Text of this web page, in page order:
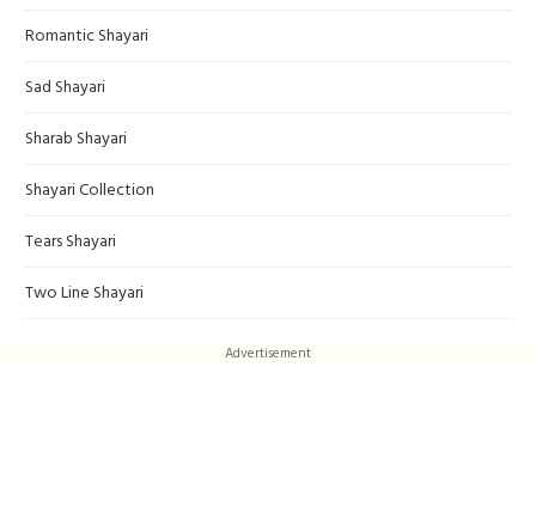
Romantic Shayari
Sad Shayari
Sharab Shayari
Shayari Collection
Tears Shayari
Two Line Shayari
Advertisement